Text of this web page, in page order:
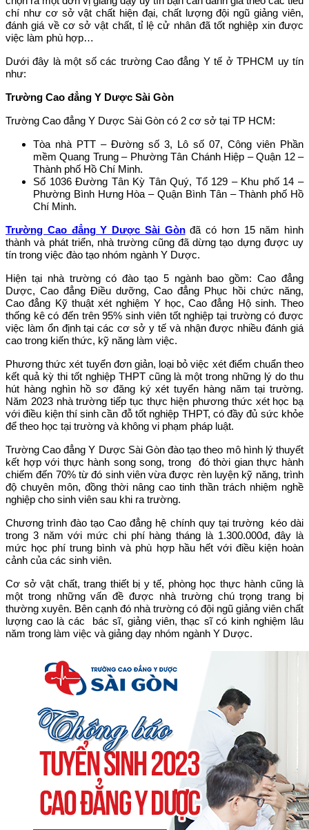
chí như cơ sở vật chất hiện đại, chất lượng đội ngũ giảng viên,
đánh giá về cơ sở vật chất, tỉ lệ cử nhân đã tốt nghiệp xin được
việc làm phù hợp…
Dưới đây là một số các trường Cao đẳng Y tế ở TPHCM uy tín
như:
Trường Cao đẳng Y Dược Sài Gòn
Trường Cao đẳng Y Dược Sài Gòn có 2 cơ sở tại TP HCM:
Tòa nhà PTT – Đường số 3, Lô số 07, Công viên Phần
mềm Quang Trung – Phường Tân Chánh Hiệp – Quận 12 –
Thành phố Hồ Chí Minh.
Số 1036 Đường Tân Kỳ Tân Quý, Tổ 129 – Khu phố 14 –
Phường Bình Hưng Hòa – Quận Bình Tân – Thành phố Hồ
Chí Minh.
Trường Cao đẳng Y Dược Sài Gònđã có hơn 15 năm hình
thành và phát triển, nhà trường cũng đã dừng tạo dựng được uy
tín trong việc đào tạo nhóm ngành Y Dược.
Hiện tại nhà trường có đào tạo 5 ngành bao gồm: Cao đẳng
Dược, Cao đẳng Điều dưỡng, Cao đẳng Phục hồi chức năng,
Cao đẳng Kỹ thuật xét nghiệm Y học, Cao đẳng Hộ sinh. Theo
thống kê có đến trên 95% sinh viên tốt nghiệp tại trường có được
việc làm ổn định tại các cơ sở y tế và nhận được nhiều đánh giá
cao trong kiến thức, kỹ năng làm việc.
Phương thức xét tuyển đơn giản, loại bỏ việc xét điểm chuẩn theo
kết quả kỳ thi tốt nghiệp THPT cũng là một trong những lý do thu
hút hàng nghìn hồ sơ đăng ký xét tuyển hàng năm tại trường.
Năm 2023 nhà trường tiếp tục thực hiện phương thức xét học bạ
với điều kiện thí sinh cần đỗ tốt nghiệp THPT, có đầy đủ sức khỏe
để theo học tại trường và không vi phạm pháp luật.
Trường Cao đẳng Y Dược Sài Gòn đào tạo theo mô hình lý thuyết
kết hợp với thực hành song song, trong đó thời gian thực hành
chiếm đến 70% từ đó sinh viên vừa được rèn luyện kỹ năng, trình
độ chuyên môn, đồng thời nâng cao tinh thần trách nhiệm nghề
nghiệp cho sinh viên sau khi ra trường.
Chương trình đào tạo Cao đẳng hệ chính quy tại trường kéo dài
trong 3 năm với mức chi phí hàng tháng là 1.300.000đ, đây là
mức học phí trung bình và phù hợp hầu hết với điều kiện hoàn
cảnh của các sinh viên.
Cơ sở vật chất, trang thiết bị y tế, phòng học thực hành cũng là
một trong những vấn đề được nhà trường chú trọng trang bị
thường xuyên. Bên cạnh đó nhà trường có đội ngũ giảng viên chất
lượng cao là các bác sĩ, giảng viên, thạc sĩ có kinh nghiệm lâu
năm trong làm việc và giảng dạy nhóm ngành Y Dược.